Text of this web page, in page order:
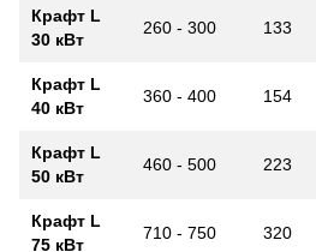
Крафт L
30 кВт
260 - 300 133
Крафт L
40 кВт
360 - 400 154
Крафт L
50 кВт
460 - 500 223
Крафт L
75 кВт
710 - 750 320